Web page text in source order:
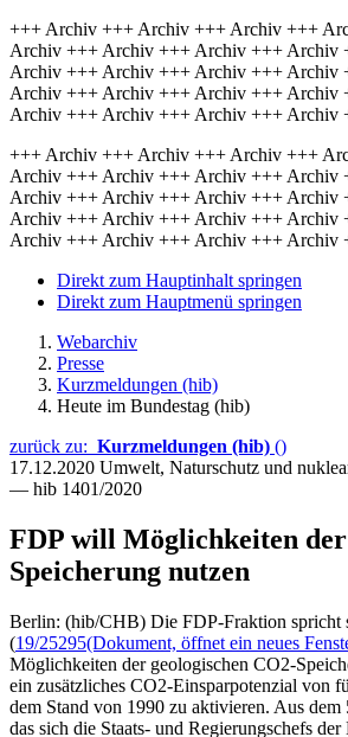
+++ Archiv +++ Archiv +++ Archiv +++
Archiv +++ Archiv +++ Archiv +++ Archiv
Archiv +++ Archiv +++ Archiv +++ Archiv
Archiv +++ Archiv +++ Archiv +++ Archiv
Archiv +++ Archiv +++ Archiv +++ Archiv
+++ Archiv +++ Archiv +++ Archiv +++
Archiv +++ Archiv +++ Archiv +++ Archiv
Archiv +++ Archiv +++ Archiv +++ Archiv
Archiv +++ Archiv +++ Archiv +++ Archiv
Archiv +++ Archiv +++ Archiv +++ Archiv
Direkt zum Hauptinhalt springen
Direkt zum Hauptmenü springen
Webarchiv
Presse
Kurzmeldungen (hib)
Heute im Bundestag (hib)
zurück zu: Kurzmeldungen (hib) ()
17.12.2020 Umwelt, Naturschutz und
— hib 1401/2020
FDP will Möglichkeiten
Speicherung nutzen
Berlin: (hib/CHB) Die FDP-Fraktion spricht
(19/25295(Dokument, öffnet ein neues
Möglichkeiten der geologischen CO2-
ein zusätzliches CO2-Einsparpotenzial von
dem Stand von 1990 zu aktivieren. Aus
das sich die Staats- und Regierungschefs